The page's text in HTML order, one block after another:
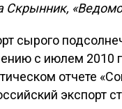
Скрынник,
сырого
с июлем 2010
отчете
экспорт